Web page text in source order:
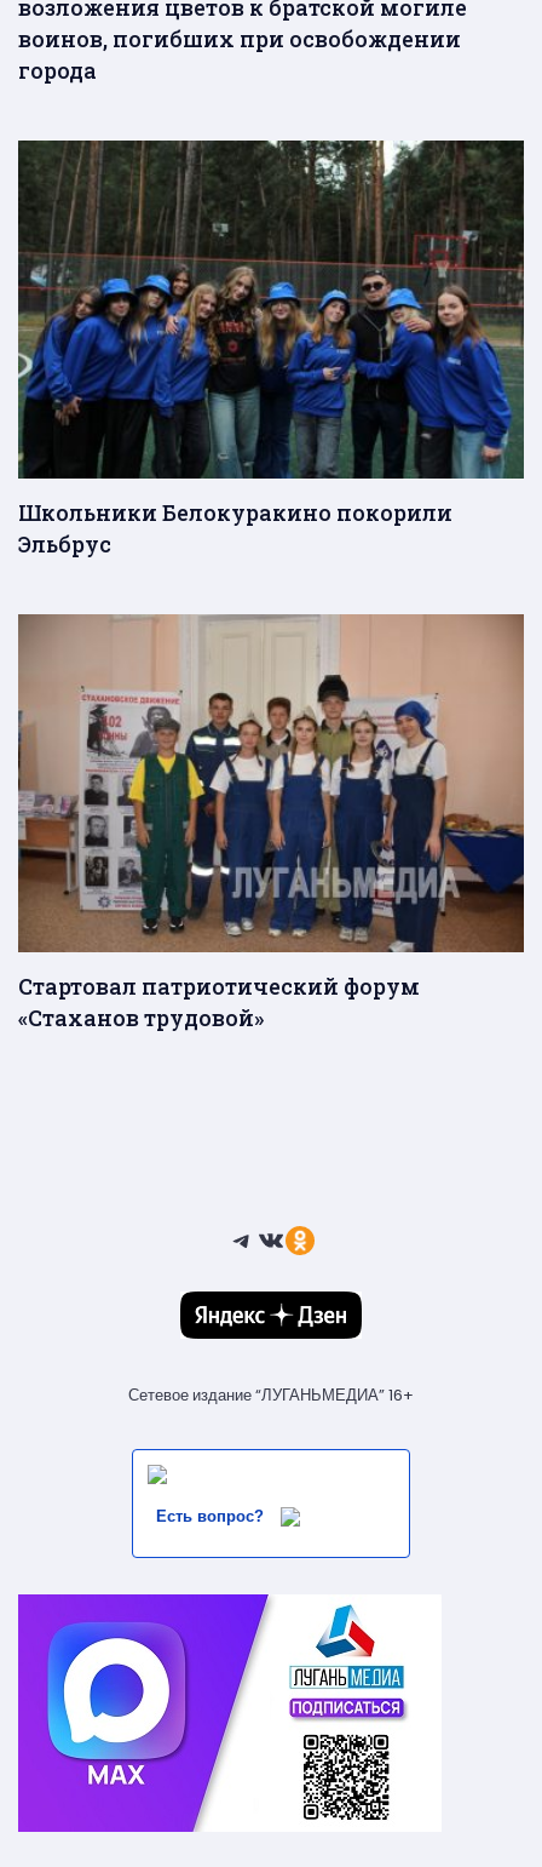
возложения цветов к братской могиле
воинов, погибших при освобождении
города
Школьники Белокуракино покорили
Эльбрус
Стартовал патриотический форум
«Стаханов трудовой»
Telegram
ВКонтакте
Ссылка
Сетевое издание “ЛУГАНЬМЕДИА” 16+
Есть вопрос?